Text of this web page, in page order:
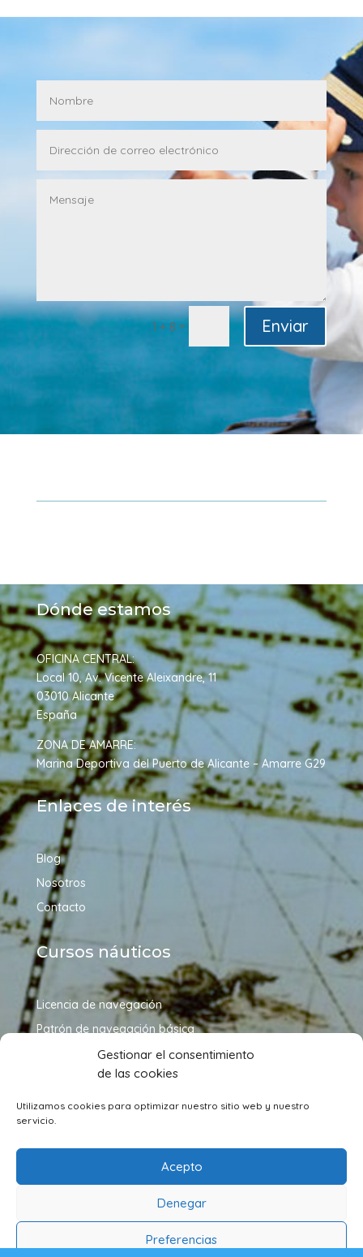
Gestionar el consentimiento
de las cookies
Utilizamos cookies para optimizar nuestro sitio web y nuestro
servicio.
Acepto
Denegar
Preferencias
1 + 8 = Enviar
Dónde estamos
OFICINA CENTRAL:
Local 10, Av. Vicente Aleixandre, 11
03010 Alicante
España
ZONA DE AMARRE:
Marina Deportiva del Puerto de Alicante – Amarre G29
Enlaces de interés
Blog
Nosotros
Contacto
Cursos náuticos
Licencia de navegación
Patrón de navegación básica
Patrón de embarcaciones de recreo
Patrón de yate
Capitán de yate
Síguenos en redes sociales